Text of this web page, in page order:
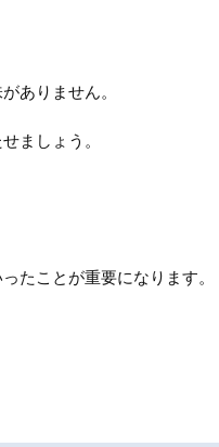
ありません。
ましょう。
たことが重要になります。